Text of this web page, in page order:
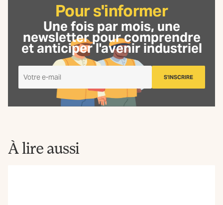
Pour s'informer
Une fois par mois, une
newsletterpour comprendre
et anticiper l'avenir industriel
m'inscris
à
S'INSCRIRE
À lire aussi